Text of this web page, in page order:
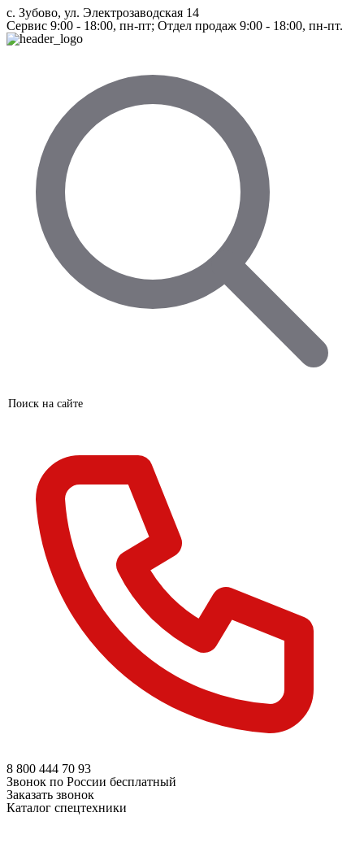
с. Зубово, ул. Электрозаводская 14
Сервис 9:00 - 18:00, пн-пт; Отдел продаж 9:00 - 18:00, пн-пт.
8 800 444 70 93
Звонок по России бесплатный
Заказать звонок
Каталог спецтехники